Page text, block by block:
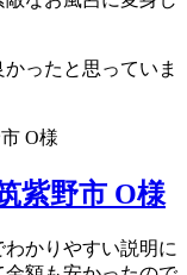
ったと思っていま
紫野市 O様
かりやすい説明に